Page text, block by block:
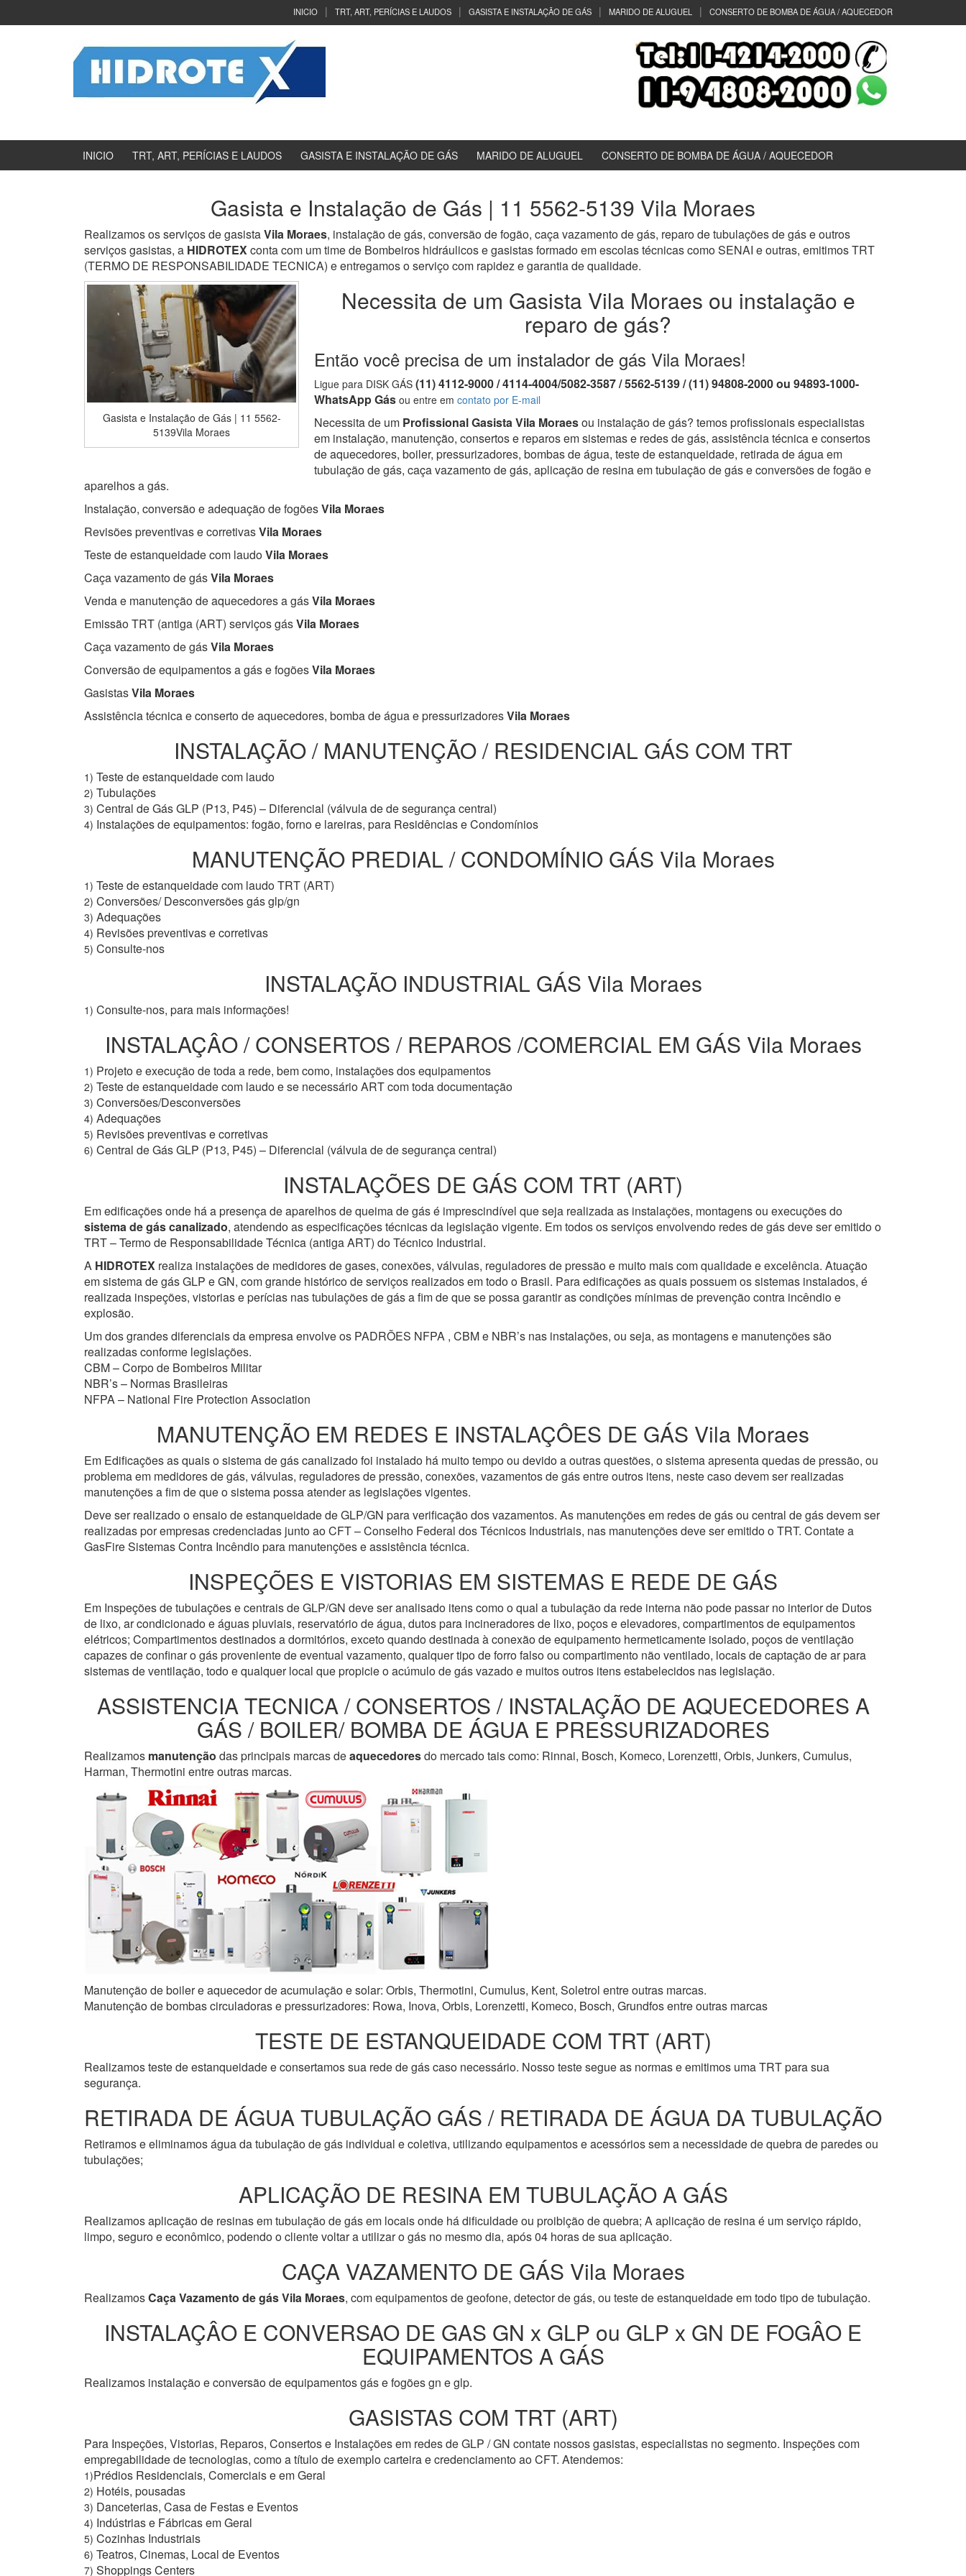
INICIO TRT, ART, PERÍCIAS E LAUDOS GASISTA E INSTALAÇÃO DE GÁS MARIDO DE ALUGUEL CONSERTO DE BOMBA DE ÁGUA / AQUECEDOR
INICIO TRT, ART, PERÍCIAS E LAUDOS GASISTA E INSTALAÇÃO DE GÁS MARIDO DE ALUGUEL CONSERTO DE BOMBA DE ÁGUA / AQUECEDOR
Gasista e Instalação de Gás | 11 5562-5139 Vila Moraes
Realizamos os serviços de gasistaVila Moraes, instalação de gás, conversão de fogão, caça vazamento de gás, reparo de tubulações de gás e outros
serviços gasistas, a HIDROTEXconta com um time de Bombeiros hidráulicos e gasistas formado em escolas técnicas como SENAI e outras, emitimos TRT
(TERMO DE RESPONSABILIDADE TECNICA) e entregamos o serviço com rapidez e garantia de qualidade.
Gasista e Instalação de Gás | 11 5562-
5139Vila Moraes
Necessita de um Gasista Vila Moraes ou instalação e
reparo de gás?
Então você precisa de um instalador de gás Vila Moraes!
Ligue para DISK GÁS (11) 4112-9000 / 4114-4004/5082-3587 / 5562-5139 / (11) 94808-2000 ou 94893-1000-
WhatsApp Gás ou entre em contato por E-mail
Necessita de um Profissional Gasista Vila Moraesou instalação de gás? temos profissionais especialistas
em instalação, manutenção, consertos e reparos em sistemas e redes de gás, assistência técnica e consertos
de aquecedores, boiler, pressurizadores, bombas de água, teste de estanqueidade, retirada de água em
tubulação de gás, caça vazamento de gás, aplicação de resina em tubulação de gás e conversões de fogão e
aparelhos a gás.
Instalação, conversão e adequação de fogõesVila Moraes
Revisões preventivas e corretivasVila Moraes
Teste de estanqueidade com laudoVila Moraes
Caça vazamento de gásVila Moraes
Venda e manutenção de aquecedores a gásVila Moraes
Emissão TRT (antiga (ART) serviços gásVila Moraes
Caça vazamento de gásVila Moraes
Conversão de equipamentos a gás e fogõesVila Moraes
GasistasVila Moraes
Assistência técnica e conserto de aquecedores, bomba de água e pressurizadoresVila Moraes
INSTALAÇÃO / MANUTENÇÃO / RESIDENCIAL GÁS COM TRT
1) Teste de estanqueidade com laudo
2) Tubulações
3) Central de Gás GLP (P13, P45) – Diferencial (válvula de de segurança central)
4) Instalações de equipamentos: fogão, forno e lareiras, para Residências e Condomínios
MANUTENÇÃO PREDIAL / CONDOMÍNIO GÁS Vila Moraes
1) Teste de estanqueidade com laudo TRT (ART)
2) Conversões/ Desconversões gás glp/gn
3) Adequações
4) Revisões preventivas e corretivas
5) Consulte-nos
INSTALAÇÃO INDUSTRIAL GÁS Vila Moraes
1) Consulte-nos, para mais informações!
INSTALAÇÂO / CONSERTOS / REPAROS /COMERCIAL EM GÁS Vila Moraes
1) Projeto e execução de toda a rede, bem como, instalações dos equipamentos
2) Teste de estanqueidade com laudo e se necessário ART com toda documentação
3) Conversões/Desconversões
4) Adequações
5) Revisões preventivas e corretivas
6) Central de Gás GLP (P13, P45) – Diferencial (válvula de de segurança central)
INSTALAÇÕES DE GÁS COM TRT (ART)
Em edificações onde há a presença de aparelhos de queima de gás é imprescindível que seja realizada as instalações, montagens ou execuções do
sistema de gás canalizado, atendendo as especificações técnicas da legislação vigente. Em todos os serviços envolvendo redes de gás deve ser emitido o
TRT – Termo de Responsabilidade Técnica (antiga ART) do Técnico Industrial.
A HIDROTEX realiza instalações de medidores de gases, conexões, válvulas, reguladores de pressão e muito mais com qualidade e excelência. Atuação
em sistema de gás GLP e GN, com grande histórico de serviços realizados em todo o Brasil. Para edificações as quais possuem os sistemas instalados, é
realizada inspeções, vistorias e perícias nas tubulações de gás a fim de que se possa garantir as condições mínimas de prevenção contra incêndio e
explosão.
Um dos grandes diferenciais da empresa envolve os PADRÕES NFPA , CBM e NBR’s nas instalações, ou seja, as montagens e manutenções são
realizadas conforme legislações.
CBM – Corpo de Bombeiros Militar
NBR’s – Normas Brasileiras
NFPA – National Fire Protection Association
MANUTENÇÃO EM REDES E INSTALAÇÔES DE GÁS Vila Moraes
Em Edificações as quais o sistema de gás canalizado foi instalado há muito tempo ou devido a outras questões, o sistema apresenta quedas de pressão, ou
problema em medidores de gás, válvulas, reguladores de pressão, conexões, vazamentos de gás entre outros itens, neste caso devem ser realizadas
manutenções a fim de que o sistema possa atender as legislações vigentes.
Deve ser realizado o ensaio de estanqueidade de GLP/GN para verificação dos vazamentos. As manutenções em redes de gás ou central de gás devem ser
realizadas por empresas credenciadas junto ao CFT – Conselho Federal dos Técnicos Industriais, nas manutenções deve ser emitido o TRT. Contate a
GasFire Sistemas Contra Incêndio para manutenções e assistência técnica.
INSPEÇÕES E VISTORIAS EM SISTEMAS E REDE DE GÁS
Em Inspeções de tubulações e centrais de GLP/GN deve ser analisado itens como o qual a tubulação da rede interna não pode passar no interior de Dutos
de lixo, ar condicionado e águas pluviais, reservatório de água, dutos para incineradores de lixo, poços e elevadores, compartimentos de equipamentos
elétricos; Compartimentos destinados a dormitórios, exceto quando destinada à conexão de equipamento hermeticamente isolado, poços de ventilação
capazes de confinar o gás proveniente de eventual vazamento, qualquer tipo de forro falso ou compartimento não ventilado, locais de captação de ar para
sistemas de ventilação, todo e qualquer local que propicie o acúmulo de gás vazado e muitos outros itens estabelecidos nas legislação.
ASSISTENCIA TECNICA / CONSERTOS / INSTALAÇÃO DE AQUECEDORES A
GÁS / BOILER/ BOMBA DE ÁGUA E PRESSURIZADORES
Realizamos manutenção das principais marcas deaquecedoresdo mercado tais como: Rinnai, Bosch, Komeco, Lorenzetti, Orbis, Junkers, Cumulus,
Harman, Thermotini entre outras marcas.
Manutenção de boiler e aquecedor de acumulação e solar: Orbis, Thermotini, Cumulus, Kent, Soletrol entre outras marcas.
Manutenção de bombas circuladoras e pressurizadores: Rowa, Inova, Orbis, Lorenzetti, Komeco, Bosch, Grundfos entre outras marcas
TESTE DE ESTANQUEIDADE COM TRT (ART)
Realizamos teste de estanqueidade e consertamos sua rede de gás caso necessário. Nosso teste segue as normas e emitimos uma TRT para sua
segurança.
RETIRADA DE ÁGUA TUBULAÇÃO GÁS / RETIRADA DE ÁGUA DA TUBULAÇÃO
Retiramos e eliminamos água da tubulação de gás individual e coletiva, utilizando equipamentos e acessórios sem a necessidade de quebra de paredes ou
tubulações;
APLICAÇÃO DE RESINA EM TUBULAÇÃO A GÁS
Realizamos aplicação de resinas em tubulação de gás em locais onde há dificuldade ou proibição de quebra; A aplicação de resina é um serviço rápido,
limpo, seguro e econômico, podendo o cliente voltar a utilizar o gás no mesmo dia, após 04 horas de sua aplicação.
CAÇA VAZAMENTO DE GÁS Vila Moraes
RealizamosCaça Vazamento de gás Vila Moraes, com equipamentos de geofone, detector de gás, ou teste de estanqueidade em todo tipo de tubulação.
INSTALAÇÂO E CONVERSAO DE GAS GN x GLP ou GLP x GN DE FOGÂO E
EQUIPAMENTOS A GÁS
Realizamos instalação e conversão de equipamentos gás e fogões gn e glp.
GASISTAS COM TRT (ART)
Para Inspeções, Vistorias, Reparos, Consertos e Instalações em redes de GLP / GN contate nossos gasistas, especialistas no segmento. Inspeções com
empregabilidade de tecnologias, como a título de exemplo carteira e credenciamento ao CFT. Atendemos:
1)Prédios Residenciais, Comerciais e em Geral
2) Hotéis, pousadas
3) Danceterias, Casa de Festas e Eventos
4) Indústrias e Fábricas em Geral
5) Cozinhas Industriais
6) Teatros, Cinemas, Local de Eventos
7) Shoppings Centers